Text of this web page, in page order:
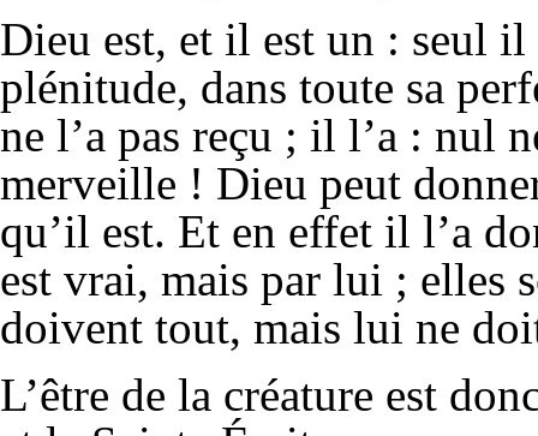
Dieu est, et il est un : seul il
plénitude, dans toute sa
ne l’a pas reçu ; il l’a : nul
merveille ! Dieu peut
qu’il est. Et en effet il l’a
est vrai, mais par lui ; elles
doivent tout, mais lui ne
L’être de la créature est